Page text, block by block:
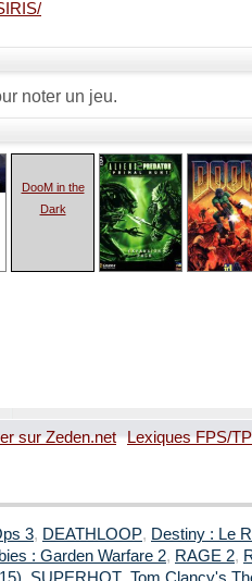
noter un jeu.
DooM in the
Dark
sur Zeden.net Lexiques FPS/
3, DEATHLOOP, Destiny : Le
: Garden Warfare 2, RAGE 2,